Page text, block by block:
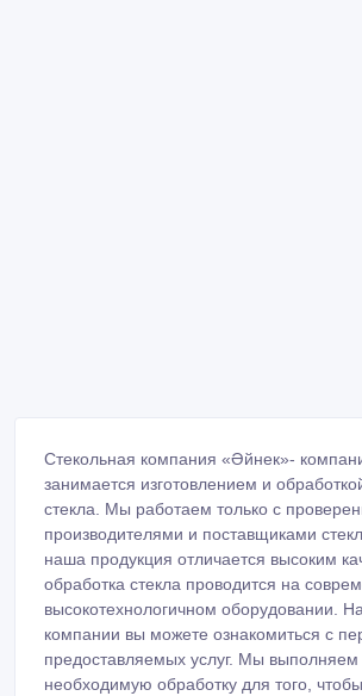
Стекольная компания «Әйнек»-
занимается изготовлением и
стекла. Мы работаем только с
производителями и поставщиками
наша продукция отличается высоким
обработка стекла проводится на
высокотехнологичном оборудовании.
компании вы можете ознакомиться с
предоставляемых услуг. Мы выполняем
необходимую обработку для того,